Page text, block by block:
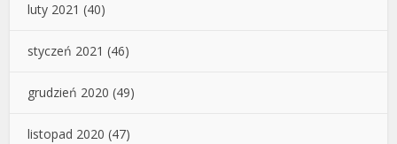
luty 2021 (40)
styczeń 2021 (46)
grudzień 2020 (49)
listopad 2020 (47)